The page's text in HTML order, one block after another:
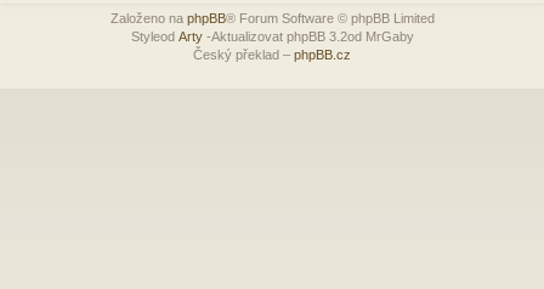
Založeno na phpBB® Forum Software © phpBB Limited
Styleod Arty-Aktualizovat phpBB 3.2od MrGaby
Český překlad – phpBB.cz